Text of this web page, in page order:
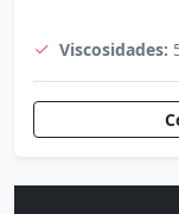
Viscosidades: